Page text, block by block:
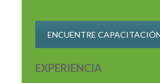
ENCUENTRE
EXPERIENCIA